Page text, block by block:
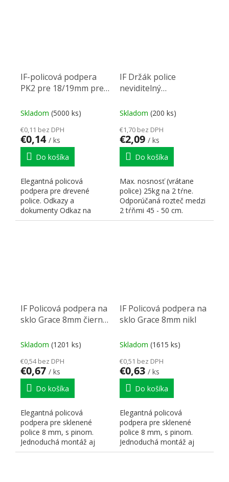
IF-policová podpera
PK2 pre 18/19mm pre
Skladom (5000 ks)
€0,11 bez DPH
€0,14 / ks
Do košíka
Elegantná policová
podpera pre drevené
police. Odkazy a
dokumenty Odkaz na
stránky dodávateľa
IF Držák police
neviditelný
14x145mm
Skladom (200 ks)
€1,70 bez DPH
€2,09 / ks
Do košíka
Max. nosnosť (vrátane
police) 25kg na 2 tŕne.
Odporúčaná rozteč medzi
2 tŕňmi 45 - 50 cm.
Priemer vŕtania: do steny
IF Policová podpera na
sklo Grace 8mm čierny
Skladom (1201 ks)
€0,54 bez DPH
€0,67 / ks
Do košíka
Elegantná policová
podpera pre sklenené
police 8 mm, s pinom.
Jednoduchá montáž aj
demontáž. Plast + nikel.
IF Policová podpera na
sklo Grace 8mm nikl
Skladom (1615 ks)
€0,51 bez DPH
€0,63 / ks
Do košíka
Elegantná policová
podpera pre sklenené
police 8 mm, s pinom.
Jednoduchá montáž aj
demontáž. Plast + nikel.